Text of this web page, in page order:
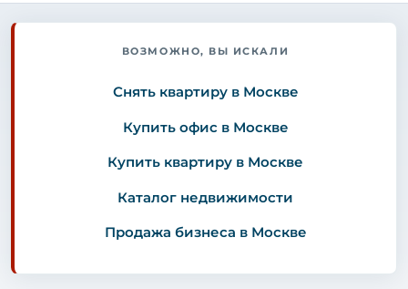
ВОЗМОЖНО, ВЫ ИСКАЛИ
Снять квартиру в Москве
Купить офис в Москве
Купить квартиру в Москве
Каталог недвижимости
Продажа бизнеса в Москве